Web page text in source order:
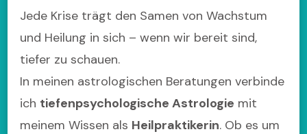
Jede Krise trägt den Samen von Wachstum
und Heilung in sich – wenn wir bereit sind,
tiefer zu schauen.
In meinen astrologischen Beratungen verbinde
ich tiefenpsychologische Astrologie mit
meinem Wissen als Heilpraktikerin. Ob es um